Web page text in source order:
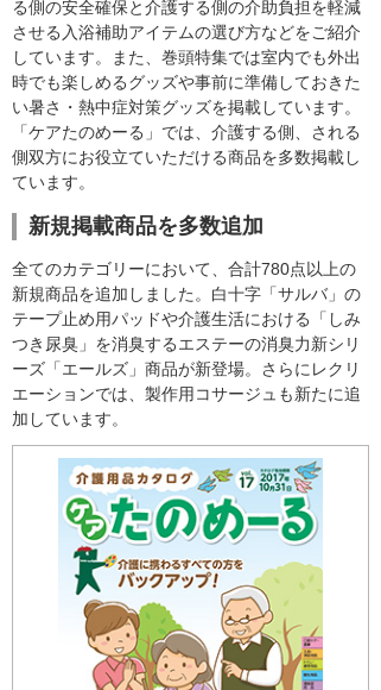
る側の安全確保と介護する側の介助負担を軽減
させる入浴補助アイテムの選び方などをご紹介
しています。また、巻頭特集では室内でも外出
時でも楽しめるグッズや事前に準備しておきた
い暑さ・熱中症対策グッズを掲載しています。
「ケアたのめーる」では、介護する側、される
側双方にお役立ていただける商品を多数掲載し
ています。
新規掲載商品を多数追加
全てのカテゴリーにおいて、合計780点以上の
新規商品を追加しました。白十字「サルバ」の
テープ止め用パッドや介護生活における「しみ
つき尿臭」を消臭するエステーの消臭力新シリ
ーズ「エールズ」商品が新登場。さらにレクリ
エーションでは、製作用コサージュも新たに追
加しています。